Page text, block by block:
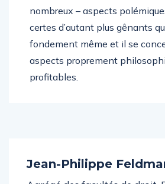
Le lecteur l’aura compris : il
nombreux – aspects
certes d’autant plus gênants
fondement même et il se
aspects proprement